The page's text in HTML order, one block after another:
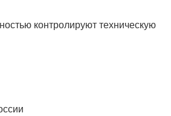
контролируют техническую